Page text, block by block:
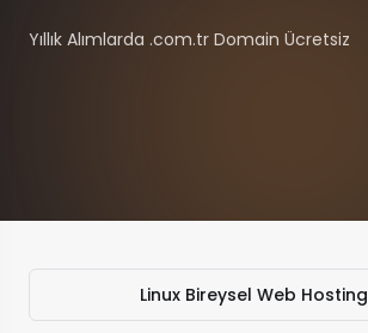
Yıllık Alımlarda .com.tr Domain Ücretsiz
Linux Bireysel Web Hosting